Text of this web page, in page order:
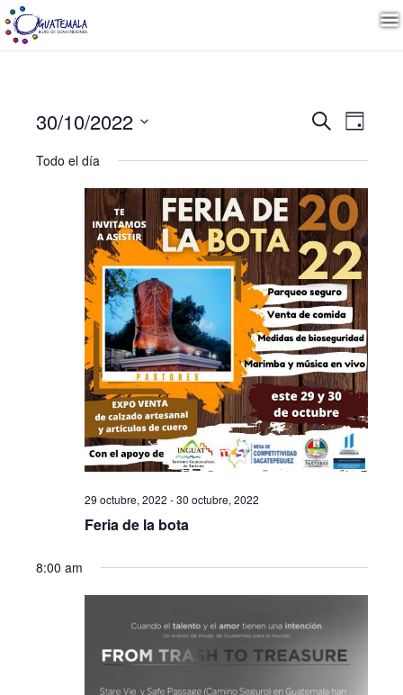
de
y
vistas
de
Buscar
de
vistas
Día
30/10/2022
fecha.
Todo el día
29 octubre, 2022 -30 octubre, 2022
Feria de la bota
8:00 am